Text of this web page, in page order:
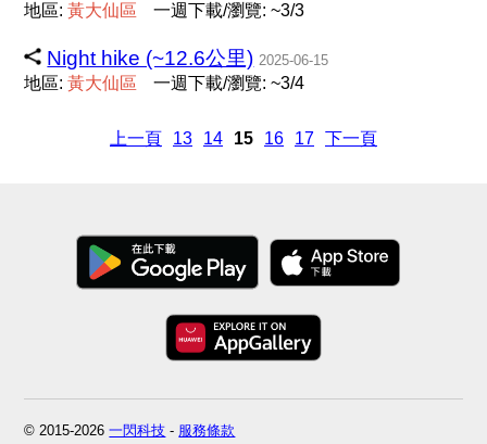
地區:黃大仙區 一週下載/瀏覽: ~3/3
Night hike (~12.6公里) 2025-06-15
地區:黃大仙區 一週下載/瀏覽: ~3/4
上一頁 13 14 15 16 17 下一頁
© 2015-2026一閃科技 - 服務條款